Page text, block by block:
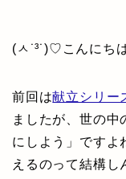
(ㅅ˙³˙)♡こんにち
前回は献立シリー
ましたが、世の中
にしよう」ですよ
えるのって結構し